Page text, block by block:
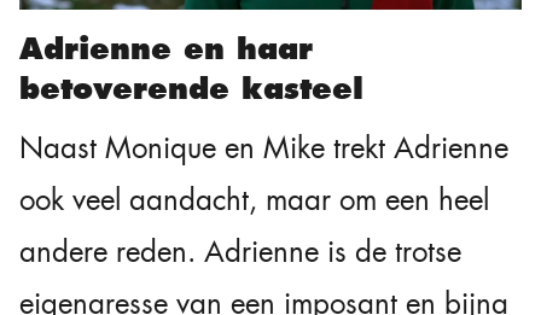
Adrienne en haar
betoverende kasteel
Naast Monique en Mike trekt Adrienne
ook veel aandacht, maar om een heel
andere reden. Adrienne is de trotse
eigenaresse van een imposant en bijna